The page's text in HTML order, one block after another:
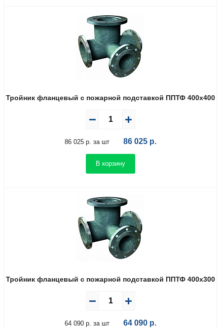
Тройник фланцевый с пожарной подставкой ППТФ 400х400
86 025 р. за шт 86 025 р.
В корзину
Тройник фланцевый с пожарной подставкой ППТФ 400х300
64 090 р. за шт 64 090 р.